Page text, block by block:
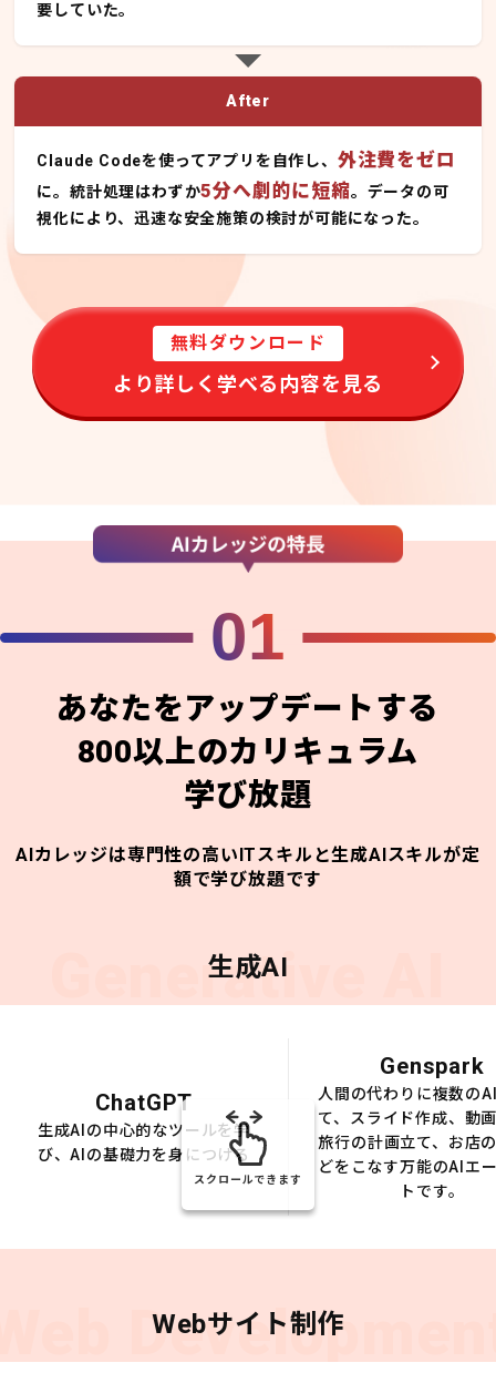
要していた。
After
Claude Codeを使ってアプリを自作し、 外注費をゼロ
に。統計処理はわずか5分へ劇的に短縮。データの可
視化により、迅速な安全施策の検討が可能になった。
無料ダウンロード
より詳しく学べる内容を見る
01
あなたをアップデートする
800以上のカリキュラム
学び放題
AIカレッジは専門性の高いITスキルと生成AIスキルが定
額で学び放題です
Generative AI
生成AI
ChatGPT
生成AIの中心的なツールを学
び、AIの基礎力を身につける
Genspark
人間の代わりに複数の
て、スライド作成、動
旅行の計画立て、お店
どをこなす万能のAIエ
トです。
スクロールできます
Webサイト制作